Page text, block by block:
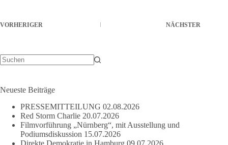
VORHERIGER NÄCHSTER
Neueste Beiträge
PRESSEMITTEILUNG 02.08.2026
Red Storm Charlie 20.07.2026
Filmvorführung „Nürnberg“, mit Ausstellung und
Podiumsdiskussion 15.07.2026
Direkte Demokratie in Hamburg 09.07.2026